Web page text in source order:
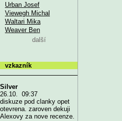
Urban Josef
Viewegh Michal
Waltari Mika
Weaver Ben
další
vzkazník
Silver
26.10. 09:37
diskuze pod clanky opet
otevrena. zaroven dekuji
Alexovy za nove recenze.